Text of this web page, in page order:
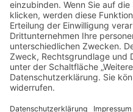
schiller.news
hitzebedingte
Einladung zum
Unser Schulgarten
Projekt!